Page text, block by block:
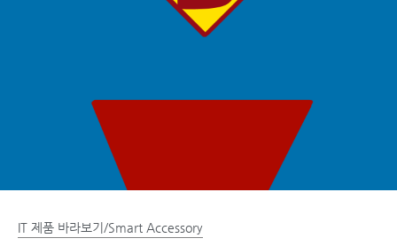
IT 제품 바라보기/Smart Accessory